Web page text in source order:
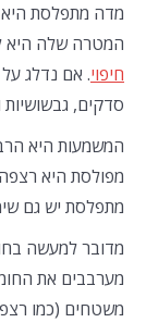
מדה מתפלסת היא
המטרה שלה היא
חיפוי. אם נדלג
סדקים, גבשושיות
המשמעות היא
מפולסת היא
מתפלסת יש גם
מדובר למעשה
מערבבים את
משטחים (כמו